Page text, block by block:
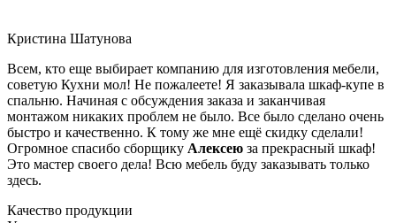
Кристина Шатунова
Всем, кто еще выбирает компанию для изготовления мебели,
советую Кухни мол! Не пожалеете! Я заказывала шкаф-купе в
спальню. Начиная с обсуждения заказа и заканчивая
монтажом никаких проблем не было. Все было сделано очень
быстро и качественно. К тому же мне ещё скидку сделали!
Огромное спасибо сборщику Алексею за прекрасный шкаф!
Это мастер своего дела! Всю мебель буду заказывать только
здесь.
Качество продукции